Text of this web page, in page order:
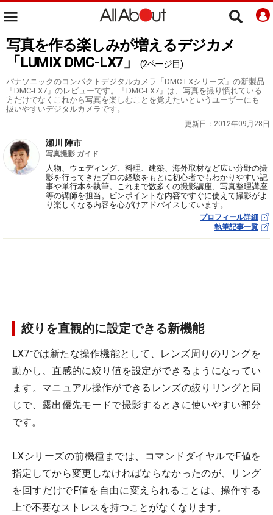
写真を作る楽しみが増えるデジカメ
「LUMIX DMC-LX7」
(2ページ目)
パナソニックのコンパクトデジタルカメラ「DMC-LXシリーズ」の新製品
「DMC-LX7」のレピューです。「DMC-LX7」は、写真を撮り慣れている
方だけでなくこれから写真を楽しむことを覚えたいというユーザーにも
扱いやすいデジタルカメラです。
更新日： 2012年09月28日
瀬川 陣市
写真撮影 ガイド
人物、ウェディング、料理、建築、海外取材など広い分野の撮
影を行ってきたプロの経験をもとに初心者でもわかりやすい記
事や単行本を執筆。これまで数多くの撮影講座、写真整理講座
等の講師を担当。ピンポイントな内容ですぐに使えて撮影がよ
り楽しくなる内容を心がけアドバイスしています。
プロフィール詳細
執筆記事一覧
絞りを直観的に設定できる新機能
LX7では新たな操作機能として、レンズ周りのリングを
動かし、直感的に絞り値を設定ができるようになってい
ます。マニュアル操作ができるレンズの絞りリングと同
じで、露出優先モードで撮影するときに使いやすい部分
です。
LXシリーズの前機種までは、コマンドダイヤルでF値を
指定してから変更しなければならなかったのが、リング
を回すだけでF値を自由に変えられることは、操作する
上で不要なストレスを持つことがなくなります。